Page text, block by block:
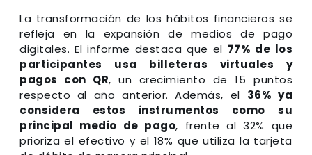
La transformación de los hábitos financieros se
refleja en la expansión de medios de pago
digitales. El informe destaca que el 77% de los
participantes usa billeteras virtuales y
pagos con QR, un crecimiento de 15 puntos
respecto al año anterior. Además, el 36% ya
considera estos instrumentos como su
principal medio de pago, frente al 32% que
prioriza el efectivo y el 18% que utiliza la tarjeta